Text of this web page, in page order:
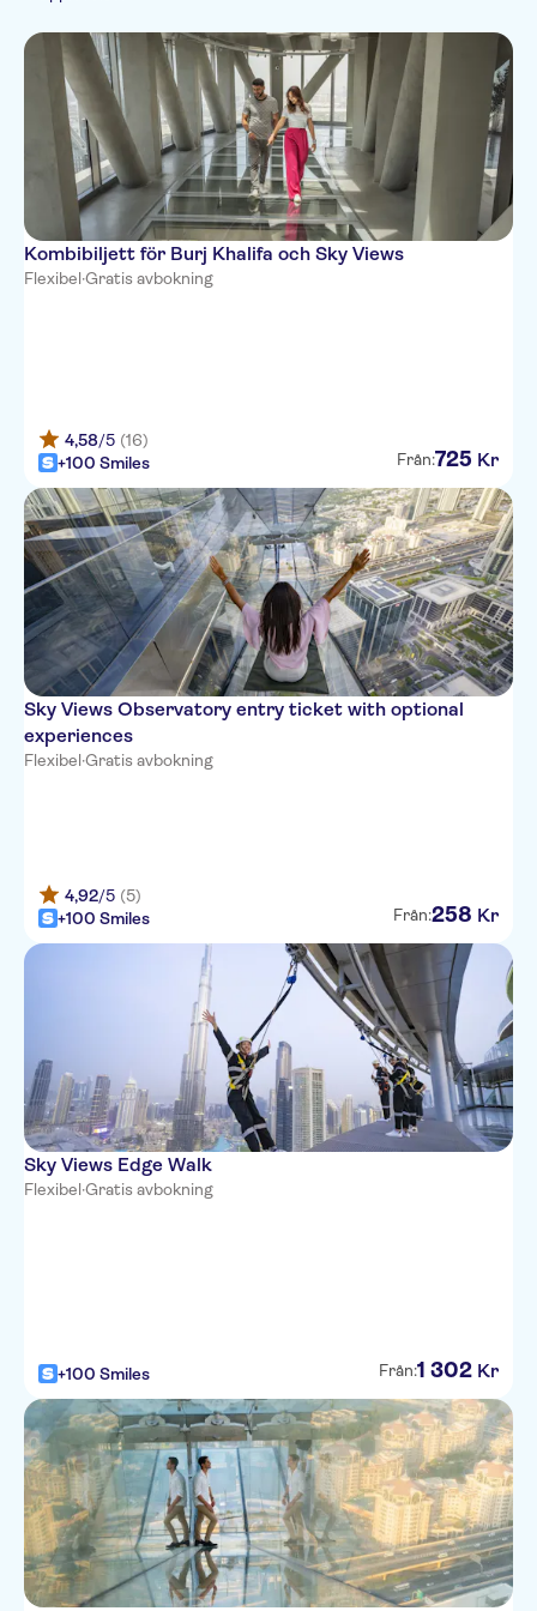
Stadsrundturer
Kombibiljett för Burj Khalifa och Sky Views
Flexibel·Gratis avbokning
4,58/5 (16)
+100 Smiles
Från:725 Kr
Sky Views Observatory entry ticket with optional
experiences
Flexibel·Gratis avbokning
4,92/5 (5)
+100 Smiles
Från:258 Kr
Sky Views Edge Walk
Flexibel·Gratis avbokning
+100 Smiles Från:1 302 Kr